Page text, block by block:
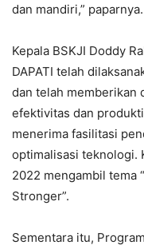
dan mandiri,” paparnya.
Kepala BSKJI Doddy
DAPATI telah
dan telah memberikan
efektivitas dan
menerima fasilitasi
optimalisasi teknologi.
2022 mengambil tema
Stronger”.
Sementara itu,